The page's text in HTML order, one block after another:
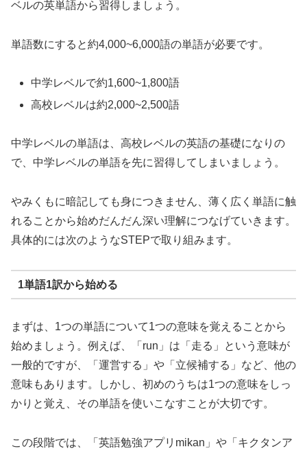
ベルの英単語から習得しましょう。
単語数にすると約4,000~6,000語の単語が必要です。
中学レベルで約1,600~1,800語
高校レベルは約2,000~2,500語
中学レベルの単語は、高校レベルの英語の基礎になりの
で、中学レベルの単語を先に習得してしまいましょう。
やみくもに暗記しても身につきません、薄く広く単語に触
れることから始めだんだん深い理解につなげていきます。
具体的には次のようなSTEPで取り組みます。
1単語1訳から始める
まずは、1つの単語について1つの意味を覚えることから
始めましょう。例えば、「run」は「走る」という意味が
一般的ですが、「運営する」や「立候補する」など、他の
意味もあります。しかし、初めのうちは1つの意味をしっ
かりと覚え、その単語を使いこなすことが大切です。
この段階では、「英語勉強アプリmikan」や「キクタンア